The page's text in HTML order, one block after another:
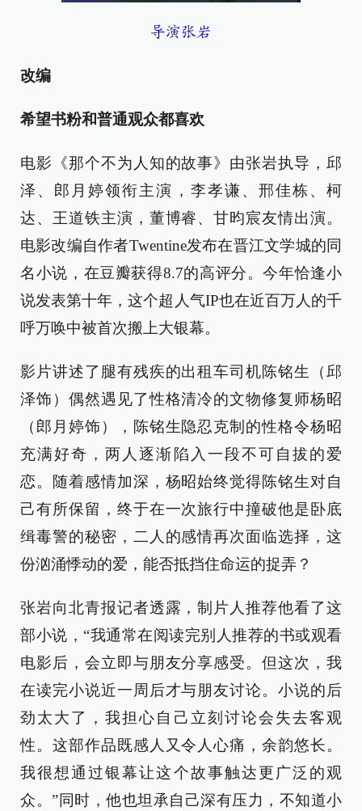
导演张岩
改编
希望书粉和普通观众都喜欢
电影《那个不为人知的故事》由张岩执导，邱
泽、郎月婷领衔主演，李孝谦、邢佳栋、柯
达、王道铁主演，董博睿、甘昀宸友情出演。
电影改编自作者Twentine发布在晋江文学城的同
名小说，在豆瓣获得8.7的高评分。今年恰逢小
说发表第十年，这个超人气IP也在近百万人的千
呼万唤中被首次搬上大银幕。
影片讲述了腿有残疾的出租车司机陈铭生（邱
泽饰）偶然遇见了性格清冷的文物修复师杨昭
（郎月婷饰），陈铭生隐忍克制的性格令杨昭
充满好奇，两人逐渐陷入一段不可自拔的爱
恋。随着感情加深，杨昭始终觉得陈铭生对自
己有所保留，终于在一次旅行中撞破他是卧底
缉毒警的秘密，二人的感情再次面临选择，这
份汹涌悸动的爱，能否抵挡住命运的捉弄？
张岩向北青报记者透露，制片人推荐他看了这
部小说，“我通常在阅读完别人推荐的书或观看
电影后，会立即与朋友分享感受。但这次，我
在读完小说近一周后才与朋友讨论。小说的后
劲太大了，我担心自己立刻讨论会失去客观
性。这部作品既感人又令人心痛，余韵悠长。
我很想通过银幕让这个故事触达更广泛的观
众。”同时，他也坦承自己深有压力，不知道小